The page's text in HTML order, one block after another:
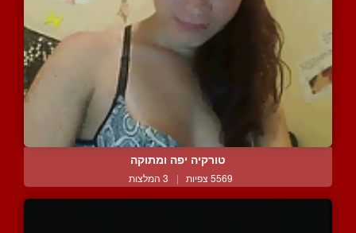
טורקיה יפה ומתוקה
5569 צפיות | 3 המלצות